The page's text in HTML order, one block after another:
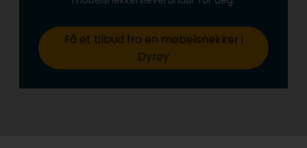
Få et tilbud fra en møbelsnekker i
Dyrøy